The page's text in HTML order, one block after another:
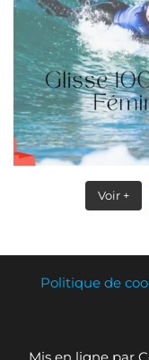
Voir +
Politique de